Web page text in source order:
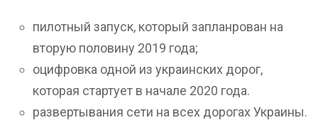
пилотный запуск, который запланрован на
вторую половину 2019 года;
оцифровка одной из украинских дорог,
которая стартует в начале 2020 года.
развертывания сети на всех дорогах Украины.